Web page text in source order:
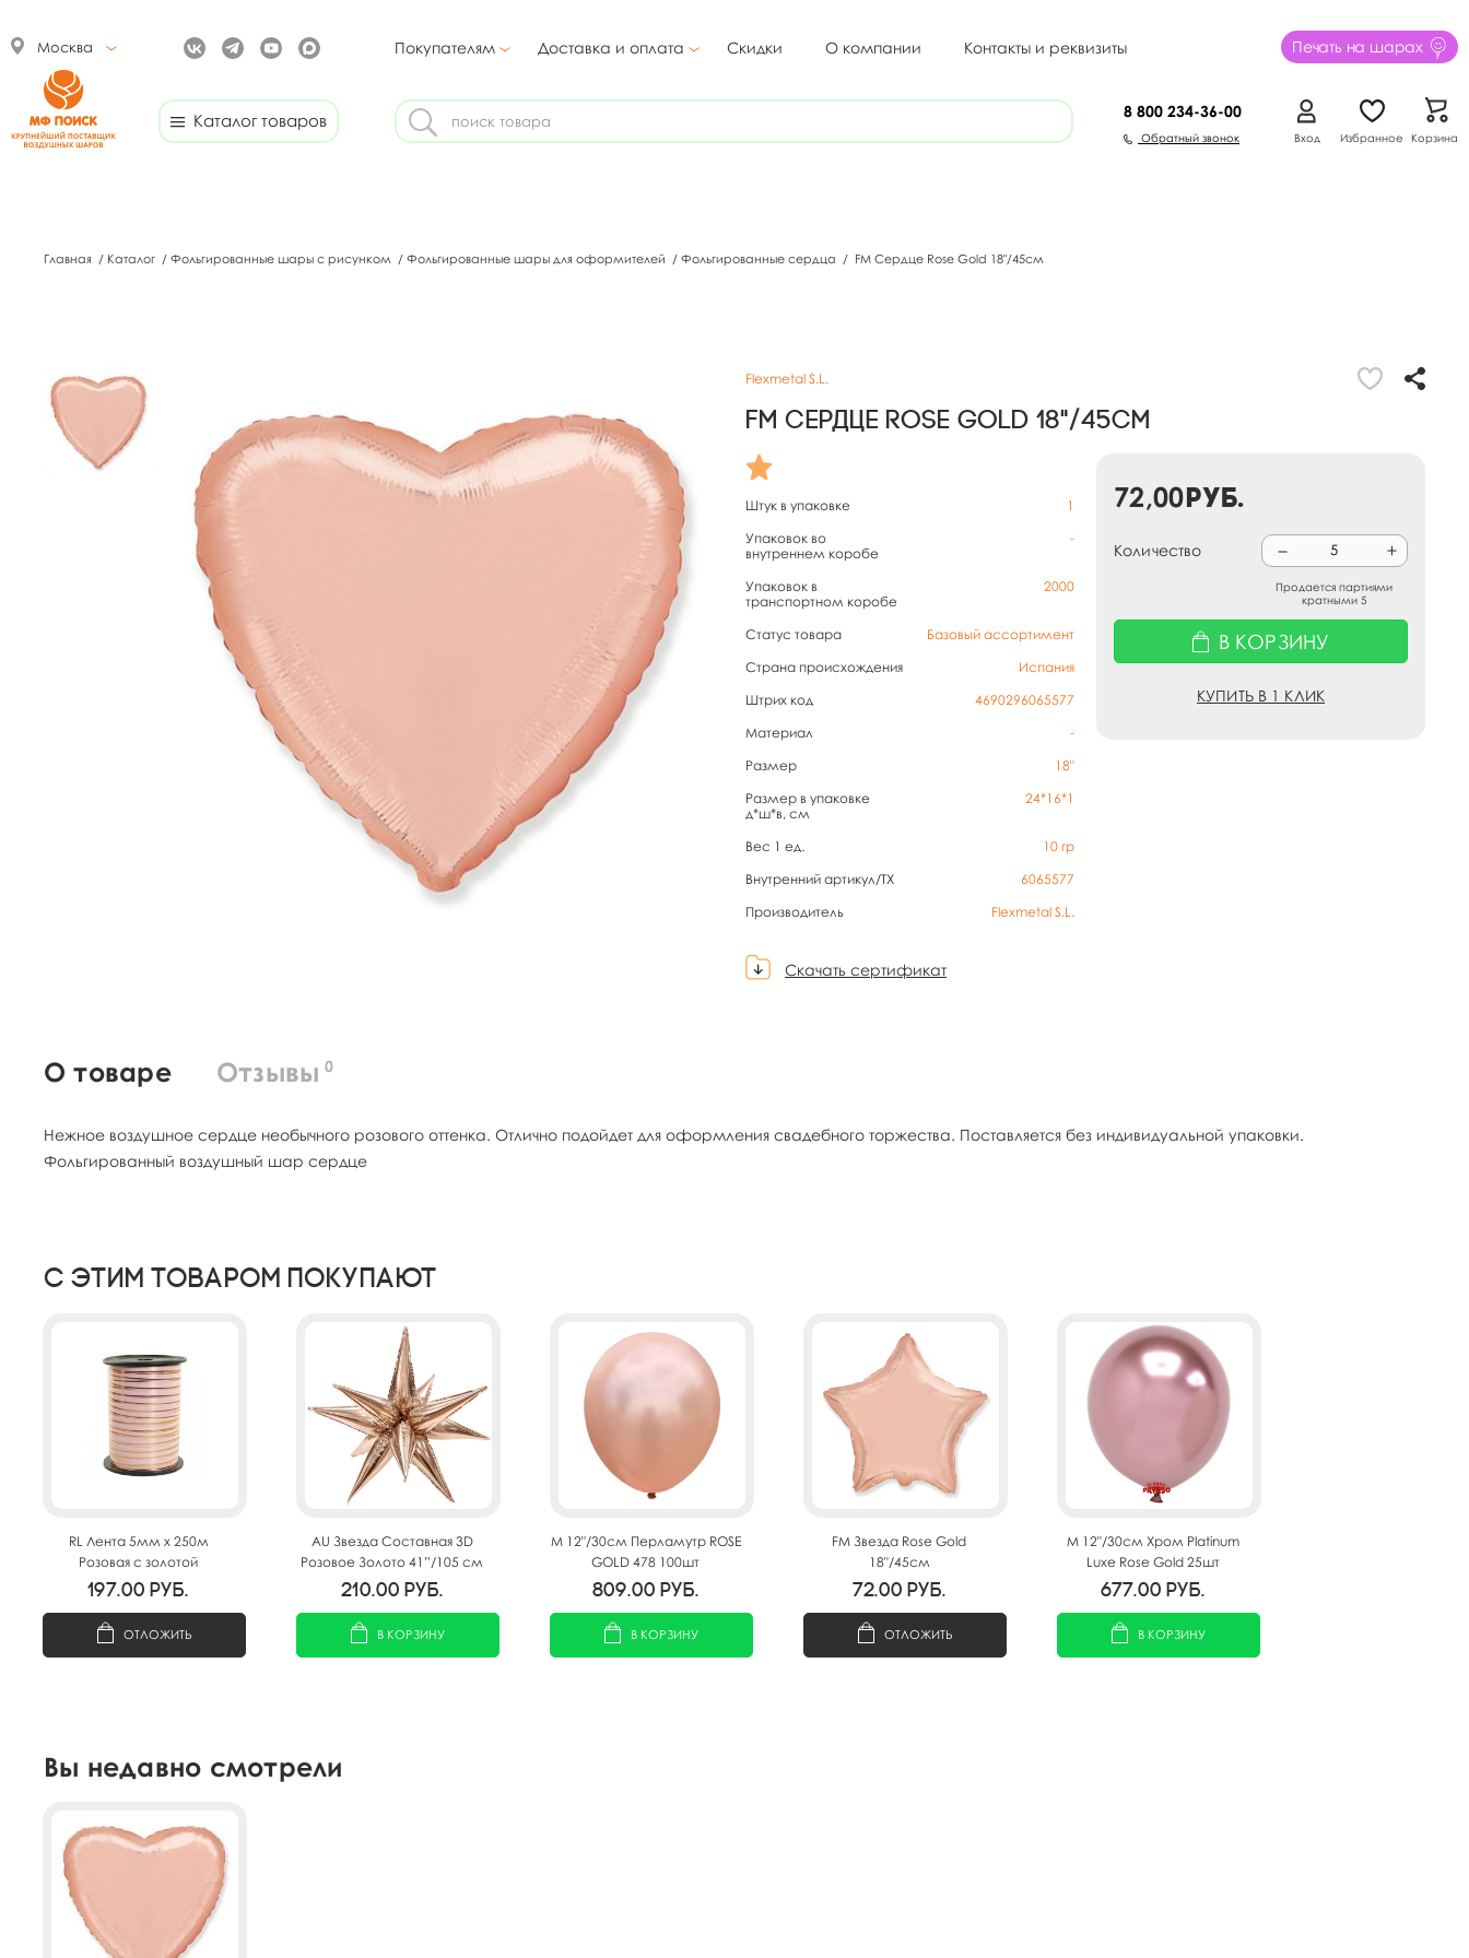
Москва Покупателям Доставка и оплата Скидки О компании Контакты и реквизиты Печать на шарах
Каталог товаров 8 800 234-36-00
Обратный звонок Вход Избранное Корзина
Главная / Каталог / Фольгированные шары с рисунком / Фольгированные шары для оформителей / Фольгированные сердца / FM Сердце Rose Gold 18"/45см
Flexmetal S.L.
FM Сердце Rose Gold 18"/45см
Штук в упаковке
1
Упаковок во
внутреннем коробе
-
Упаковок в
транспортном коробе
2000
Статус товара
Базовый ассортимент
Страна происхождения
Испания
Штрих код
4690296065577
Материал
-
Размер
18"
Размер в упаковке
д*ш*в, см
24*16*1
Вес 1 ед. 10 гр
Внутренний артикул/TX
6065577
Производитель
Flexmetal S.L.
Скачать сертификат
72,00руб.
Количество
Продается партиями
кратными 5
В КОРЗИНУ
КУПИТЬ В 1 КЛИК
О товаре Отзывы 0
Нежное воздушное сердце необычного розового оттенка. Отлично подойдет для оформления свадебного торжества. Поставляется без индивидуальной упаковки.
Фольгированный воздушный шар сердце
С этим товаром покупают
RL Лента 5мм x 250м
Розовая с золотой
полосой(Москва) А0547
197.00 руб.
ОТЛОЖИТЬ
AU Звезда Составная 3D
Розовое Золото 41”/105 см
210.00 руб.
В КОРЗИНУ
M 12"/30см Перламутр ROSE
GOLD 478 100шт
809.00 руб.
В КОРЗИНУ
FM Звезда Rose Gold
18"/45см
72.00 руб.
ОТЛОЖИТЬ
M 12"/30см Хром Platinum
Luxe Rose Gold 25шт
677.00 руб.
В КОРЗИНУ
Вы недавно смотрели